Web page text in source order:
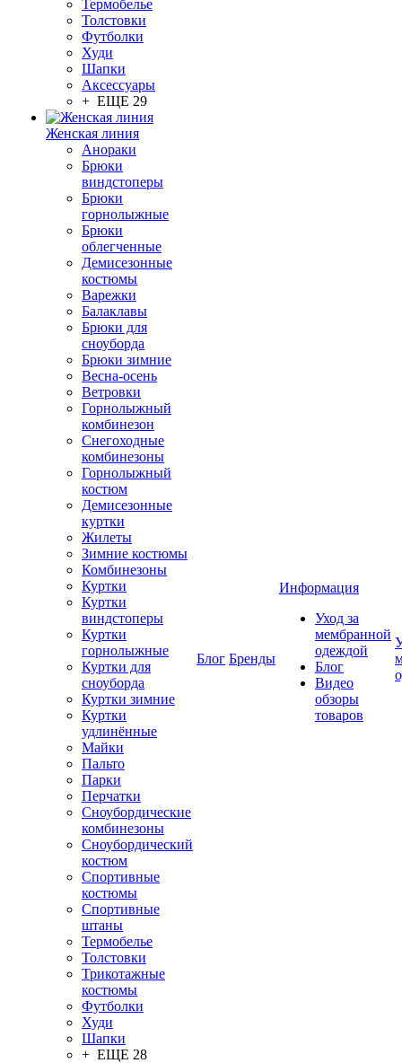
Термобелье
Толстовки
Футболки
Худи
Шапки
Аксессуары
+ ЕЩЕ 29
Женская линия
Анораки
Брюки
виндстоперы
Брюки
горнолыжные
Брюки
облегченные
Демисезонные
костюмы
Варежки
Балаклавы
Брюки для
сноуборда
Брюки зимние
Весна-осень
Ветровки
Горнолыжный
комбинезон
Снегоходные
комбинезоны
Горнолыжный
костюм
Демисезонные
куртки
Жилеты
Зимние костюмы
Комбинезоны
Куртки
Куртки
виндстоперы
Куртки
горнолыжные
Куртки для
сноуборда
Куртки зимние
Куртки
удлинённые
Майки
Пальто
Парки
Перчатки
Сноубордические
комбинезоны
Сноубордический
костюм
Спортивные
костюмы
Спортивные
штаны
Термобелье
Толстовки
Трикотажные
костюмы
Футболки
Худи
Шапки
+ ЕЩЕ 28
Блог Бренды
Информация
Уход за
мембранной
одеждой
Блог
Видео
обзоры
товаров